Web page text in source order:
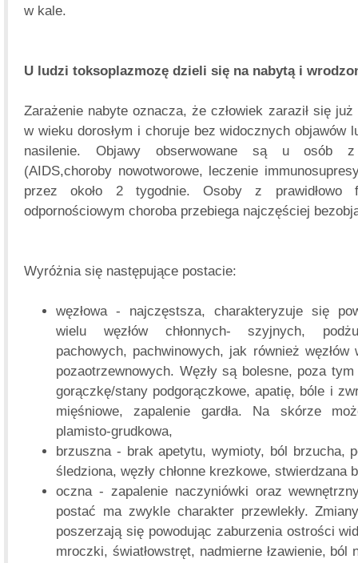
w kale.
U ludzi toksoplazmozę dzieli się na nabytą i
Zarażenie nabyte oznacza, że człowiek zaraził się
w wieku dorosłym i choruje bez widocznych objawów
nasilenie. Objawy obserwowane są u osób z
(AIDS,choroby nowotworowe, leczenie
przez około 2 tygodnie. Osoby z prawidłowo
odpornościowym choroba przebiega najczęściej
Wyróżnia się następujące postacie:
węzłowa - najczęstsza, charakteryzuje się
wielu węzłów chłonnych- szyjnych,
pachowych, pachwinowych, jak również
pozaotrzewnowych. Węzły są bolesne, poza
gorączkę/stany podgorączkowe, apatię, bóle i
mięśniowe, zapalenie gardła. Na skórze
plamisto-grudkowa,
brzuszna - brak apetytu, wymioty, ból brzucha,
śledziona, węzły chłonne krezkowe, stwierdzana
oczna - zapalenie naczyniówki oraz
postać ma zwykle charakter przewlekły.
poszerzają się powodując zaburzenia ostrości
mroczki, światłowstręt, nadmierne łzawienie,